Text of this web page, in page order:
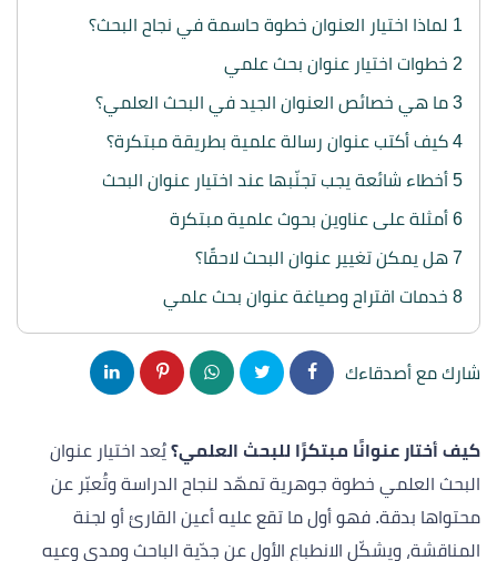
1 لماذا اختيار العنوان خطوة حاسمة في نجاح البحث؟
2 خطوات اختيار عنوان بحث علمي
3 ما هي خصائص العنوان الجيد في البحث العلمي؟
4 كيف أكتب عنوان رسالة علمية بطريقة مبتكرة؟
5 أخطاء شائعة يجب تجنّبها عند اختيار عنوان البحث
6 أمثلة على عناوين بحوث علمية مبتكرة
7 هل يمكن تغيير عنوان البحث لاحقًا؟
8 خدمات اقتراح وصياغة عنوان بحث علمي
شارك مع أصدقاءك
كيف أختار عنوانًا مبتكرًا للبحث العلمي؟ يُعد اختيار عنوان
البحث العلمي خطوة جوهرية تمهّد لنجاح الدراسة وتُعبّر عن
محتواها بدقة. فهو أول ما تقع عليه أعين القارئ أو لجنة
المناقشة، ويشكّل الانطباع الأول عن جدّية الباحث ومدى وعيه